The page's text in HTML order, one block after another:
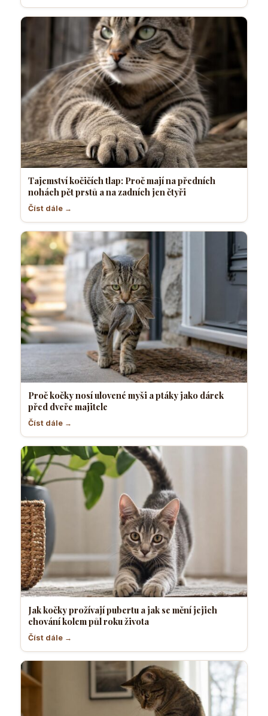
Tajemství kočičích tlap: Proč mají na předních
nohách pět prstů a na zadních jen čtyři
Číst dále →
Proč kočky nosí ulovené myši a ptáky jako dárek
před dveře majitele
Číst dále →
Jak kočky prožívají pubertu a jak se mění jejich
chování kolem půl roku života
Číst dále →